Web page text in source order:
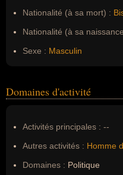
Nationalité (à sa mort) :
Nationalité (à sa
Sexe : Masculin
Domaines d'activité
Activités principales : --
Autres activités : Homme
Domaines : Politique